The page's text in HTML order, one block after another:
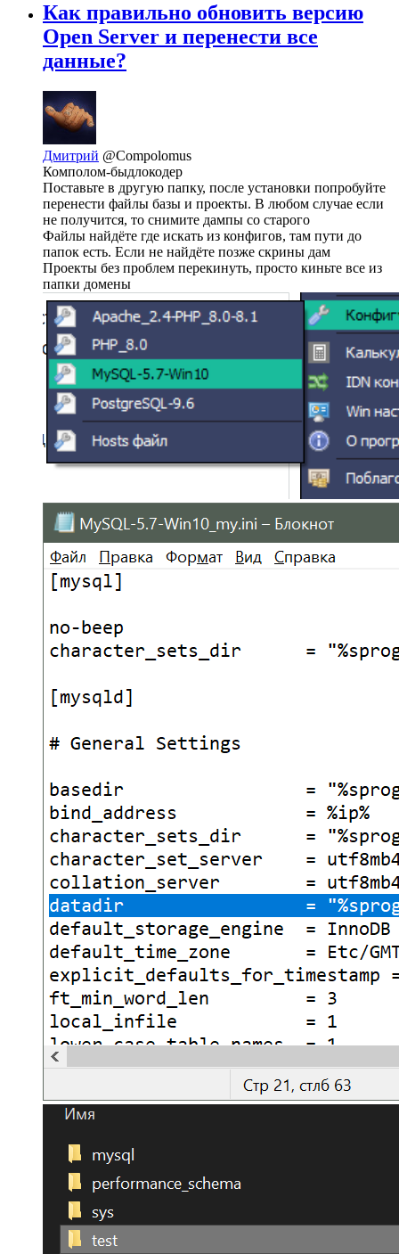
Как правильно обновить версию
Open Server и перенести все
данные?
Дмитрий @Compolomus
Комполом-быдлокодер
Поставьте в другую папку, после установки попробуйте
перенести файлы базы и проекты. В любом случае если
не получится, то снимите дампы со старого
Файлы найдёте где искать из конфигов, там пути до
папок есть. Если не найдёте позже скрины дам
Проекты без проблем перекинуть, просто киньте все из
папки домены